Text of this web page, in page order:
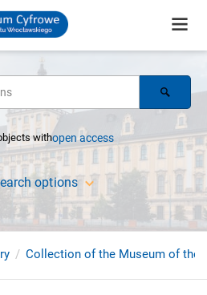
withopen access
options
Collection of the Museum of the